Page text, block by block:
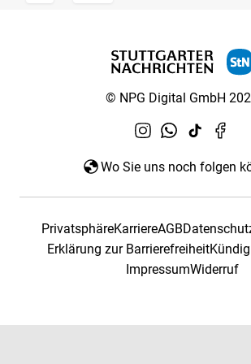
© NPG Digital GmbH
Wo Sie uns noch folgen
PrivatsphäreKarriereAGB
Erklärung zur Barrierefreiheit
ImpressumWiderruf